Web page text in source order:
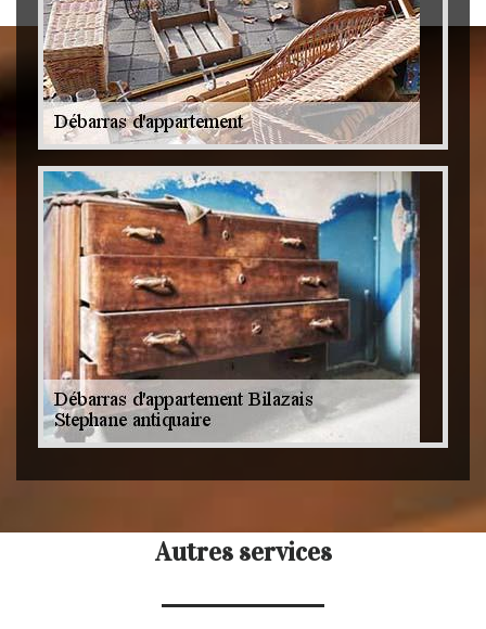
Autres services